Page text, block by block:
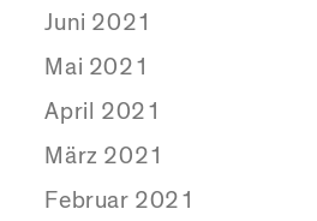
Juni 2021
Mai 2021
April 2021
März 2021
Februar 2021